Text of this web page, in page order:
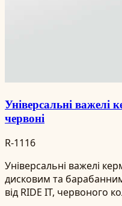
Універсальні важелі
червоні
R-1116
Універсальні важелі
дисковим та
від RIDE IT, червоного